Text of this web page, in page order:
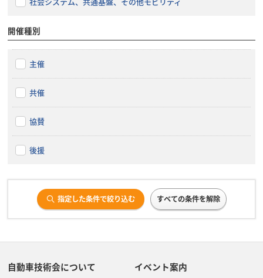
開催種別
主催
共催
協賛
後援
指定した条件で絞り込む すべての条件を解除
自動車技術会について イベント案内